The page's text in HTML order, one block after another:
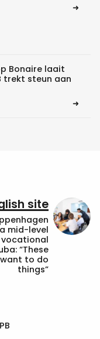
Bonaire laait
trekt steun aan
site
mid-level
“These
to do
things”